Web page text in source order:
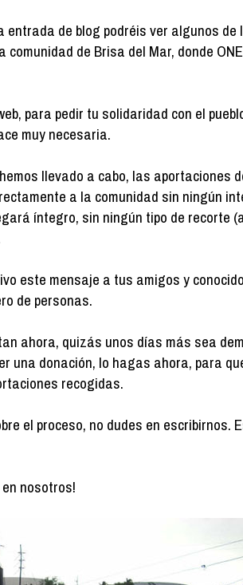
de blog podréis ver algunos de
de Brisa del Mar, donde
para pedir tu solidaridad con el
muy necesaria.
llevado a cabo, las aportaciones
a la comunidad sin ningún
íntegro, sin ningún tipo de recorte
este mensaje a tus amigos y
de personas.
ahora, quizás unos días más sea
una donación, lo hagas ahora, para
recogidas.
el proceso, no dudes en escribirnos.
nosotros!